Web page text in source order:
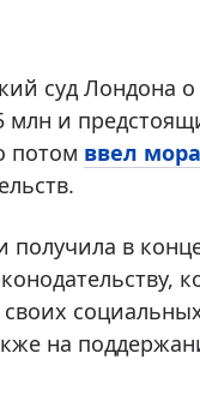
суд Лондона
млн и
потом ввел
в конце
на